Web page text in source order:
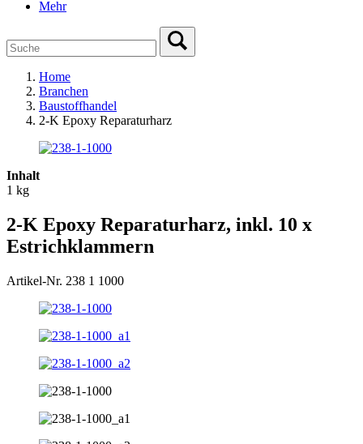
Mehr
Home
Branchen
Baustoffhandel
2-K Epoxy Reparaturharz
Inhalt
1 kg
2-K Epoxy Reparaturharz, inkl. 10 x
Estrichklammern
Artikel-Nr. 238 1 1000